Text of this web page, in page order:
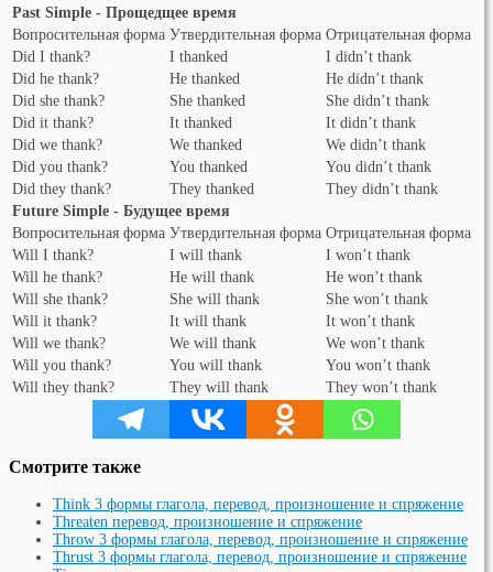
Past Simple - Прощедщее время
Вопросительная форма Утвердительная форма Отрицательная форма
Did I thank?
I thanked
I didn’t thank
Did he thank?
He thanked
He didn’t thank
Did she thank?
She thanked
She didn’t thank
Did it thank?
It thanked
It didn’t thank
Did we thank?
We thanked
We didn’t thank
Did you thank?
You thanked
You didn’t thank
Did they thank?
They thanked
They didn’t thank
Future Simple - Будущее время
Вопросительная форма Утвердительная форма Отрицательная форма
Will I thank?
I will thank
I won’t thank
Will he thank?
He will thank
He won’t thank
Will she thank?
She will thank
She won’t thank
Will it thank?
It will thank
It won’t thank
Will we thank?
We will thank
We won’t thank
Will you thank?
You will thank
You won’t thank
Will they thank?
They will thank They won’t thank
Смотрите также
Think 3 формы глагола, перевод, произношение и спряжение
Threaten перевод, произношение и спряжение
Throw 3 формы глагола, перевод, произношение и спряжение
Thrust 3 формы глагола, перевод, произношение и спряжение